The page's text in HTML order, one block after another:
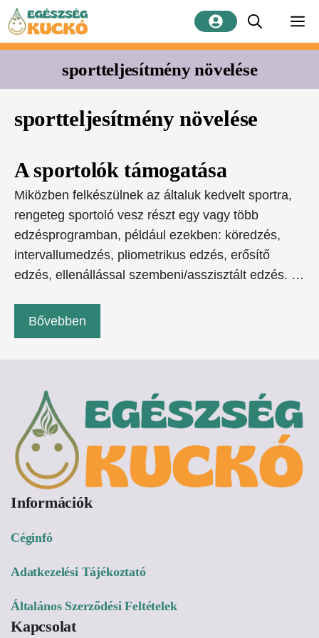
Kilépés
tartalomba
sportteljesítmény növelése
sportteljesítmény növelése
A sportolók támogatása
Miközben felkészülnek az általuk kedvelt sportra,
rengeteg sportoló vesz részt egy vagy több
edzésprogramban, például ezekben: köredzés,
intervallumedzés, pliometrikus edzés, erősítő
edzés, ellenállással szembeni/asszisztált edzés. …
Bővebben
Információk
Céginfó
Adatkezelési Tájékoztató
Általános Szerződési Feltételek
Kapcsolat